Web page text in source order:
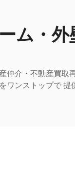
・外
仲介・不動産買
ワンストップで